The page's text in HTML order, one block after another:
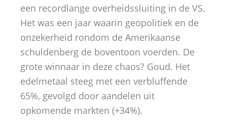
een recordlange overheidssluiting in de VS.
Het was een jaar waarin geopolitiek en de
onzekerheid rondom de Amerikaanse
schuldenberg de boventoon voerden. De
grote winnaar in deze chaos? Goud. Het
edelmetaal steeg met een verbluffende
65%, gevolgd door aandelen uit
opkomende markten (+34%).